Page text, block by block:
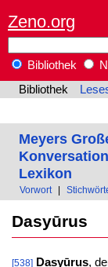
Zeno.org
Bibliothek
Bibliothek
Meyers
Lexikon
Vorwort
Dasyūrus
[538] Dasyūrus,